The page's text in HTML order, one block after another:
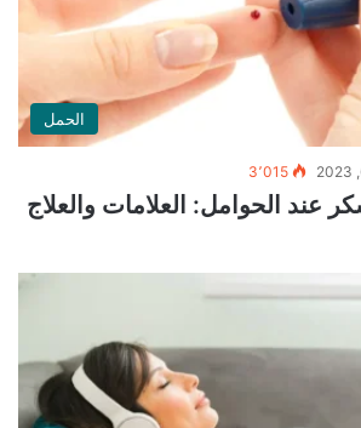
الحمل
3٬015
عند الحوامل: العلامات والعلاج